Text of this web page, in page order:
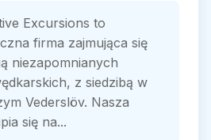
Excursions to
firma zajmująca się
niezapomnianych
z siedzibą w
Vederslöv. Nasza
się na...